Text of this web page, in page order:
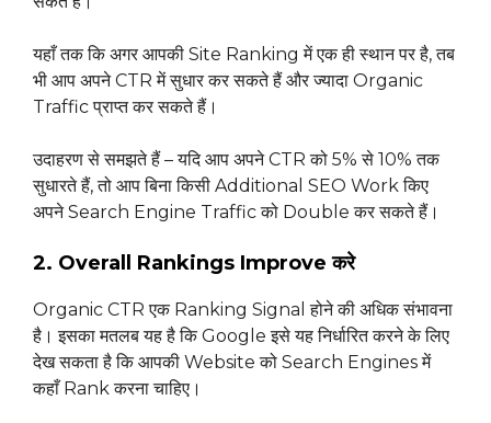
यहाँ तक कि अगर आपकी Site Ranking में एक ही स्थान पर है, तब
भी आप अपने CTR में सुधार कर सकते हैं और ज्यादा Organic
Traffic प्राप्त कर सकते हैं।
उदाहरण से समझते हैं – यदि आप अपने CTR को 5% से 10% तक
सुधारते हैं, तो आप बिना किसी Additional SEO Work किए
अपने Search Engine Traffic को Double कर सकते हैं।
2. Overall Rankings Improve करे
Organic CTR एक Ranking Signal होने की अधिक संभावना
है। इसका मतलब यह है कि Google इसे यह निर्धारित करने के लिए
देख सकता है कि आपकी Website को Search Engines में
कहाँ Rank करना चाहिए।